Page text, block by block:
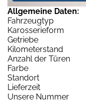
Allgemeine Daten:
Fahrzeugtyp
Karosserieform
Getriebe
Kilometerstand
Anzahl der Türen
Farbe
Standort
Lieferzeit
Unsere Nummer